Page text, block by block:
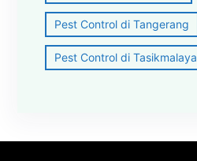
Pest Control di Tangerang
Pest Control di Tasikmalaya